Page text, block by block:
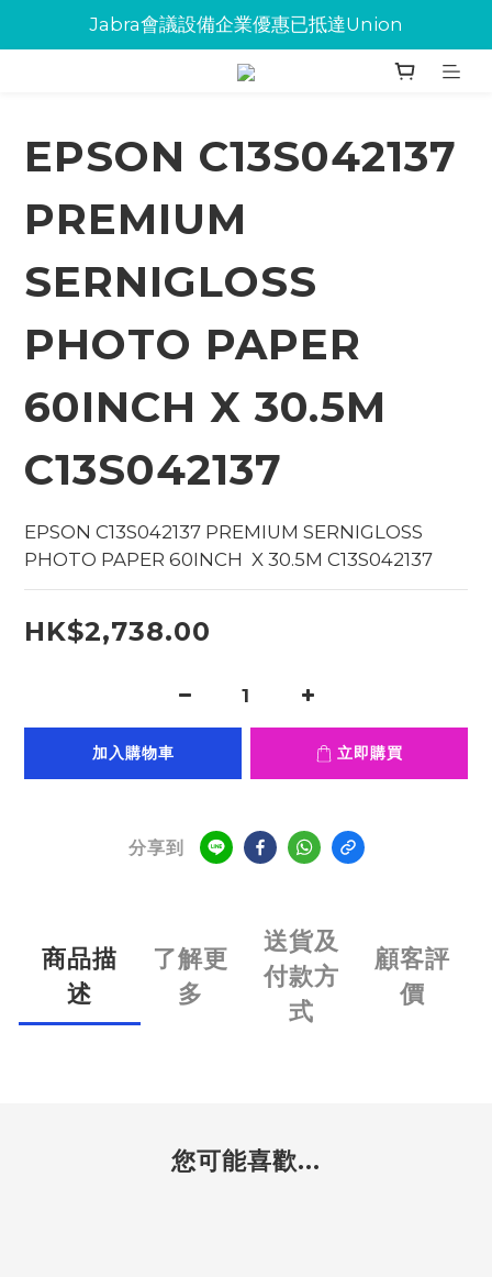
Jabra會議設備企業優惠已抵達Union
Jabra會議設備企業優惠已抵達Union
環保碳粉歡迎大量下單
EPSON C13S042137
PREMIUM
SERNIGLOSS
PHOTO PAPER
60INCH X 30.5M
C13S042137
EPSON C13S042137 PREMIUM SERNIGLOSS
PHOTO PAPER 60INCH  X 30.5M C13S042137
HK$2,738.00
加入購物車 立即購買
分享到
商品描
述
了解更
多
送貨及
付款方
式
顧客評
價
您可能喜歡...